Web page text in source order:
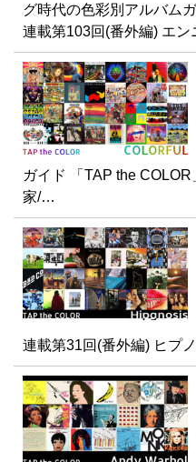
グ時代の色彩別アルバム
連載第103回(番外編) エ
ガイド 「TAP the
家/…
連載第31回(番外編) ヒプ